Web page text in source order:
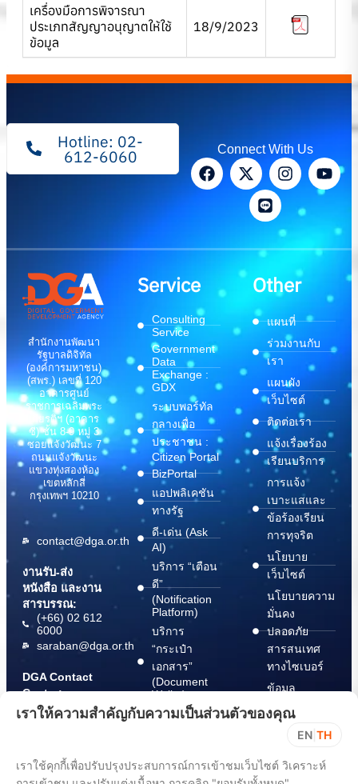
เครื่องมือการพิจารณา
ประเภทสัญญาอนุญาตให้ใช้
ข้อมูล
18/9/2023
Hotline: 02-
612-6060 Connect With Us
สำนักงานพัฒนา
รัฐบาลดิจิทัล
(องค์การมหาชน)
(สพร.) เลขที่ 120
อาคารศูนย์
ราชการเฉลิมพระ
เกียรติฯ (อาคาร
ซี) ชั้น 8-9 หมู่ 3
ซอยแจ้งวัฒนะ 7
ถนนแจ้งวัฒนะ
แขวงทุ่งสองห้อง
เขตหลักสี่
กรุงเทพฯ 10210
contact@dga.or.th
งานรับ-ส่ง
หนังสือ และงาน
สารบรรณ:
(+66) 02 612
6000
saraban@dga.or.th
DGA Contact
Center:
(+66) 02 612
6060
Service
Consulting
Service
Government
Data
Exchange :
GDX
ระบบพอร์ทัล
กลางเพื่อ
ประชาชน :
Citizen Portal
BizPortal
แอปพลิเคชัน
ทางรัฐ
ดี-เด่น (Ask
AI)
บริการ “เตือน
ดี”
(Notification
Platform)
บริการ
“กระเป๋า
เอกสาร”
(Document
Wallet)
Other
แผนที่
ร่วมงานกับ
เรา
แผนผัง
เว็บไซต์
ติดต่อเรา
แจ้งเรื่องร้อง
เรียนบริการ
การแจ้ง
เบาะแสและ
ข้อร้องเรียน
การทุจริต
นโยบาย
เว็บไซต์
นโยบายความ
มั่นคง
ปลอดภัย
สารสนเทศ
ทางไซเบอร์
ข้อมูล
ปฏิบัติตาม
พ.ร.บ. การ
ปฏิบัติราชการ
ทาง
เราให้ความสำคัญกับความเป็นส่วนตัวของคุณ
EN TH
เราใช้คุกกี้เพื่อปรับปรุงประสบการณ์การเข้าชมเว็บไซต์ วิเคราะห์